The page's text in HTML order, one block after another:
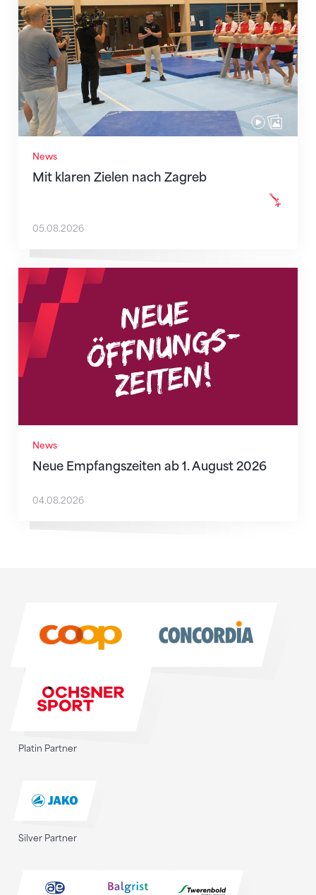
News
Mit klaren Zielen nach Zagreb
05.08.2026
News
Neue Empfangszeiten ab 1. August 2026
Neue Empfangszeiten ab 1. August 2026
04.08.2026
Platin Partner
Silver Partner